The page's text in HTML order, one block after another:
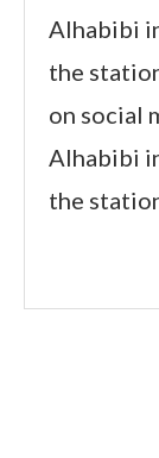
Alhabibi
the
on social
Alhabibi
the